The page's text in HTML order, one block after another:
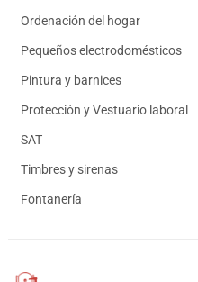
Ordenación del hogar
Pequeños electrodomésticos
Pintura y barnices
Protección y Vestuario laboral
SAT
Timbres y sirenas
Fontanería